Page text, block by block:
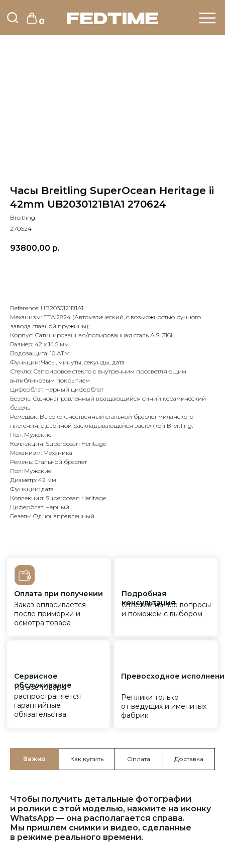
0
Часы Breitling SuperOcean Heritage ii
42mm UB2030121B1A1 270624
Breitling
270624
93800,00 р.
Reference: UB2030121B1A1
Механизм: ETA 2824 (Автоматический, с возможностью ручного
завода главной пружины);
Корпус: Сатинированная/полированная сталь AISI 316L
Размер: 42 х 14.5 мм
Водозащита: 10 ATM
Функции: Часы, минуты, секунды, дата
Стекло: Сапфировое стекло с внутренним просветляющим
антибликовым покрытием
Циферблат: Черный циферблат
Безель: Однонаправленный вращающийся синий керамический
безель
Ремешок: Высококачественный стальной браслет миланского
плетения, с двойной раскладывающейся застежкой Breitling.
Пол: Мужские
Коллекция: Superocean Heritage
Механизм: Механика
Ремень: Стальной браслет
Пол: Мужские
Диаметр: 42 мм
Функции: дата
Коллекция: Superocean Heritage
Циферблат: Черный
Безель: Однонаправленный
Оплата при получении
Заказ опласивается
после примерки и
осмотра товара
Подробная
консультация
Сервисное
обслуживание
На все товары
распространяется
гарантийные
обязательства
Реплики только
Важно Как купить Оплата Доставка
Чтобы получить детальные фотографии
и ролики с этой моделью, нажмите на иконку
WhatsApp — она располагается справа.
Мы пришлем снимки и видео, сделанные
в режиме реального времени.